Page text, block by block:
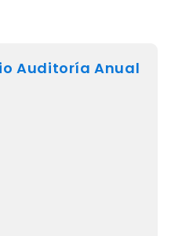
Auditoría Anual